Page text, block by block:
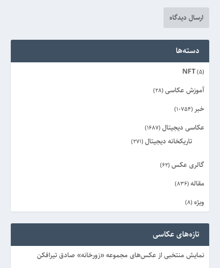
دسته‌ها
NFT(5)
آموزش عکاسی (28)
خبر (10754)
عکاسی دیجیتال (1687)
تاریکخانه دیجیتال (271)
گالری عکس (62)
مقاله (836)
ویژه (8)
تازه‌های عکاسی
نمایش منتخبی از عکس‌های مجموعه «زورخانه» صادق تیرافکن